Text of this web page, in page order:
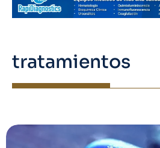
tratamientos